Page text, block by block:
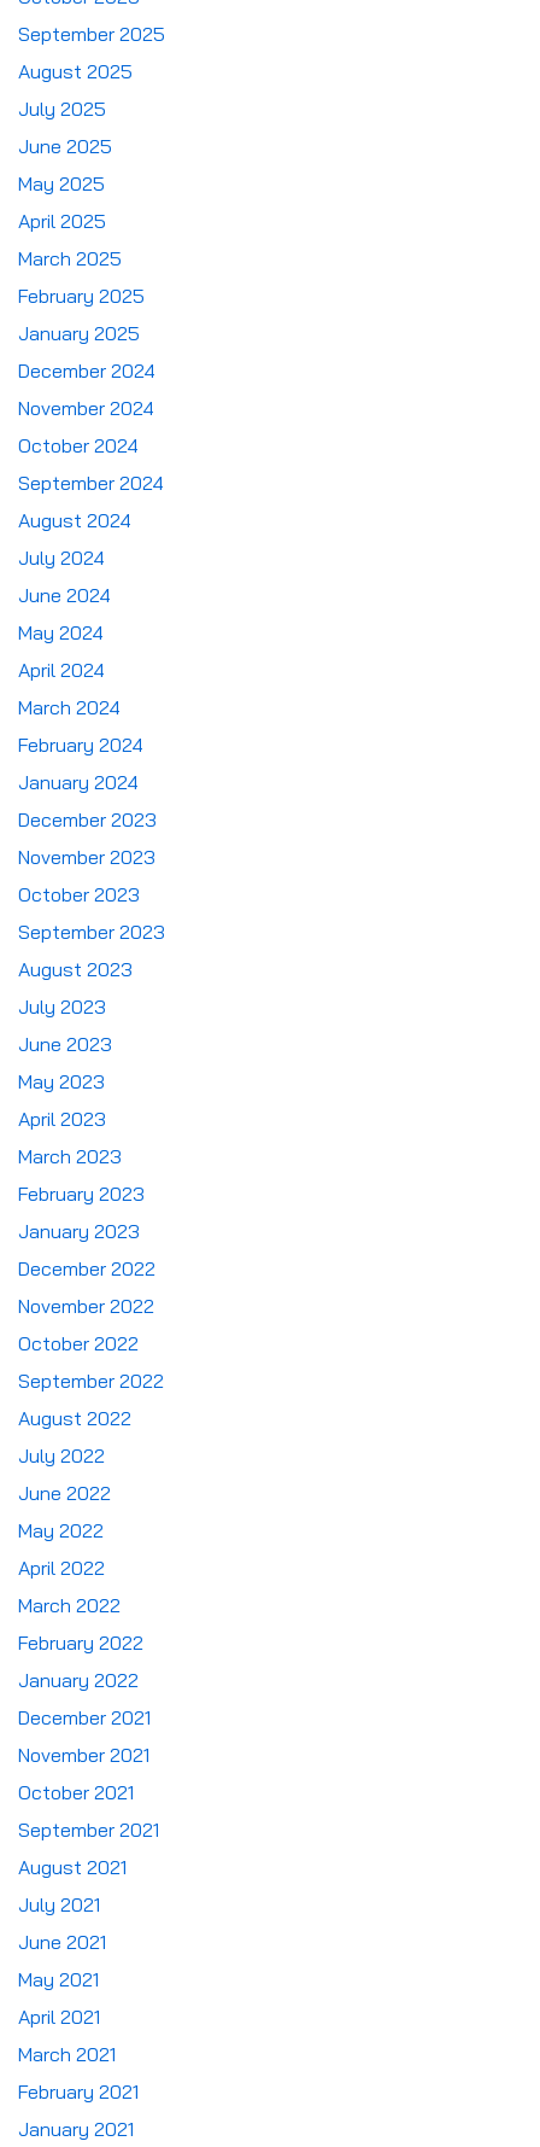
September 2025
August 2025
July 2025
June 2025
May 2025
April 2025
March 2025
February 2025
January 2025
December 2024
November 2024
October 2024
September 2024
August 2024
July 2024
June 2024
May 2024
April 2024
March 2024
February 2024
January 2024
December 2023
November 2023
October 2023
September 2023
August 2023
July 2023
June 2023
May 2023
April 2023
March 2023
February 2023
January 2023
December 2022
November 2022
October 2022
September 2022
August 2022
July 2022
June 2022
May 2022
April 2022
March 2022
February 2022
January 2022
December 2021
November 2021
October 2021
September 2021
August 2021
July 2021
June 2021
May 2021
April 2021
March 2021
February 2021
January 2021